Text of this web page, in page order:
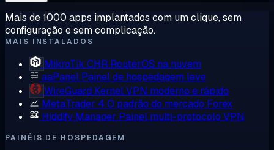
Mais de 1000 apps implantados com um clique, sem
configuração e sem complicação.
MAIS INSTALADOS
MikroTik CHR RouterOS na nuvem
aaPanel Painel de hospedagem leve
WireGuard Kernel VPN moderno e rápido
MetaTrader 4 O padrão do mercado Forex
Hiddify Manager Painel multi-protocolo VPN
PAINÉIS DE HOSPEDAGEM